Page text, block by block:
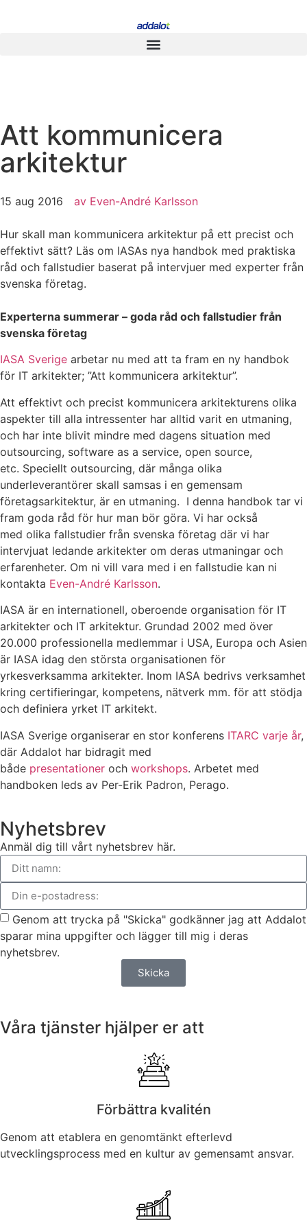
Att kommunicera
arkitektur
15 aug 2016 av Even-André Karlsson
Hur skall man kommunicera arkitektur på ett precist och
effektivt sätt? Läs om IASAs nya handbok med praktiska
råd och fallstudier baserat på intervjuer med experter från
svenska företag.
Experterna summerar – goda råd och fallstudier från
svenska företag
IASA Sverige arbetar nu med att ta fram en ny handbok
för IT arkitekter; ”Att kommunicera arkitektur”.
Att effektivt och precist kommunicera arkitekturens olika
aspekter till alla intressenter har alltid varit en utmaning,
och har inte blivit mindre med dagens situation med
outsourcing, software as a service, open source,
etc. Speciellt outsourcing, där många olika
underleverantörer skall samsas i en gemensam
företagsarkitektur, är en utmaning. I denna handbok tar vi
fram goda råd för hur man bör göra. Vi har också
med olika fallstudier från svenska företag där vi har
intervjuat ledande arkitekter om deras utmaningar och
erfarenheter. Om ni vill vara med i en fallstudie kan ni
kontakta Even-André Karlsson.
IASA är en internationell, oberoende organisation för IT
arkitekter och IT arkitektur. Grundad 2002 med över
20.000 professionella medlemmar i USA, Europa och Asien
är IASA idag den största organisationen för
yrkesverksamma arkitekter. Inom IASA bedrivs verksamhet
kring certifieringar, kompetens, nätverk mm. för att stödja
och definiera yrket IT arkitekt.
IASA Sverige organiserar en stor konferens ITARC varje år,
där Addalot har bidragit med
både presentationer och workshops. Arbetet med
handboken leds av Per-Erik Padron, Perago.
Nyhetsbrev
Anmäl dig till vårt nyhetsbrev här.
Genom att trycka på "Skicka" godkänner jag att Addalot
sparar mina uppgifter och lägger till mig i deras
nyhetsbrev.
Skicka
Våra tjänster hjälper er att
Förbättra kvalitén
Genom att etablera en genomtänkt efterlevd
utvecklingsprocess med en kultur av gemensamt ansvar.